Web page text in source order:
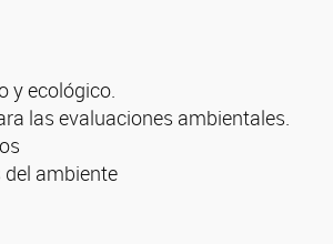
y ecológico.
las evaluaciones ambientales.
ambiente